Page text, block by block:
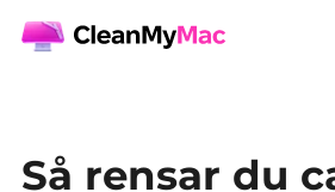
Så rensar du